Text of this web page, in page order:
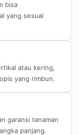
bisa
yang sesuai
atau kering,
yang rimbun.
garansi tanaman
panjang.